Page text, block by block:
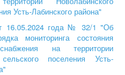
Усть-Лабинского района"
16.05.2024 года № 32/1 "Об
мониторинга состояния
на территории
сельского поселения Усть-